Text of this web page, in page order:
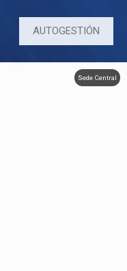
AUTOGESTIÓN
Sede Central